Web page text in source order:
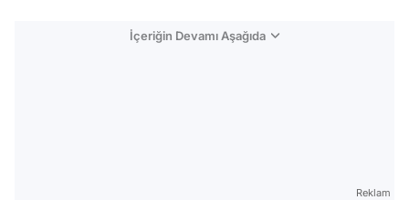
İçeriğin Devamı Aşağıda
Reklam